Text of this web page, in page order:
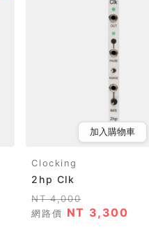
加入購物車
Clocking
2hp Clk
NT 4,000
網路價 NT 3,300